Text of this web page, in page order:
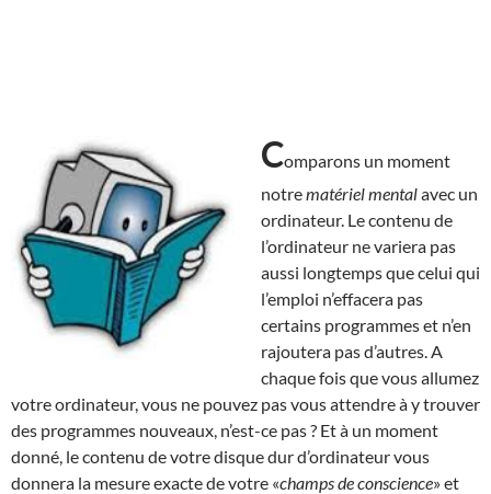
Comparons un moment
notrematériel mentalavec un
ordinateur. Le contenu de
l’ordinateur ne variera pas
aussi longtemps que celui qui
l’emploi n’effacera pas
certains programmes et n’en
rajoutera pas d’autres. A
chaque fois que vous allumez
votre ordinateur, vous ne pouvez pas vous attendre à y trouver
des programmes nouveaux, n’est-ce pas ? Et à un moment
donné, le contenu de votre disque dur d’ordinateur vous
donnera la mesure exacte de votre «champs de conscience» et